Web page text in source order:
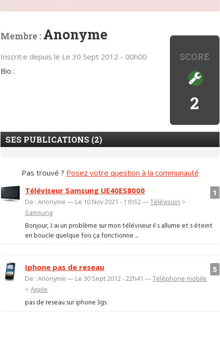
SCORE
2
Membre : Anonyme
Inscrit·e depuis le Le 30 Sept 2012 - 00h00
Bio :
SES PUBLICATIONS (2)
Pas trouvé ? Posez votre question à la communauté
1
Téléviseur Samsung UE40ES8000
De : Anonyme — Le 10 Nov 2021 - 11h52 —Télévision >
Samsung
Bonjour, J ai un problème sur mon téléviseur il s allume et s éteint
en boucle quelque fois ça fonctionne ...
5
Iphone pas de reseau
De : Anonyme — Le 30 Sept 2012 - 22h41 —Téléphone mobile
>Apple
pas de reseau sur iphone 3gs